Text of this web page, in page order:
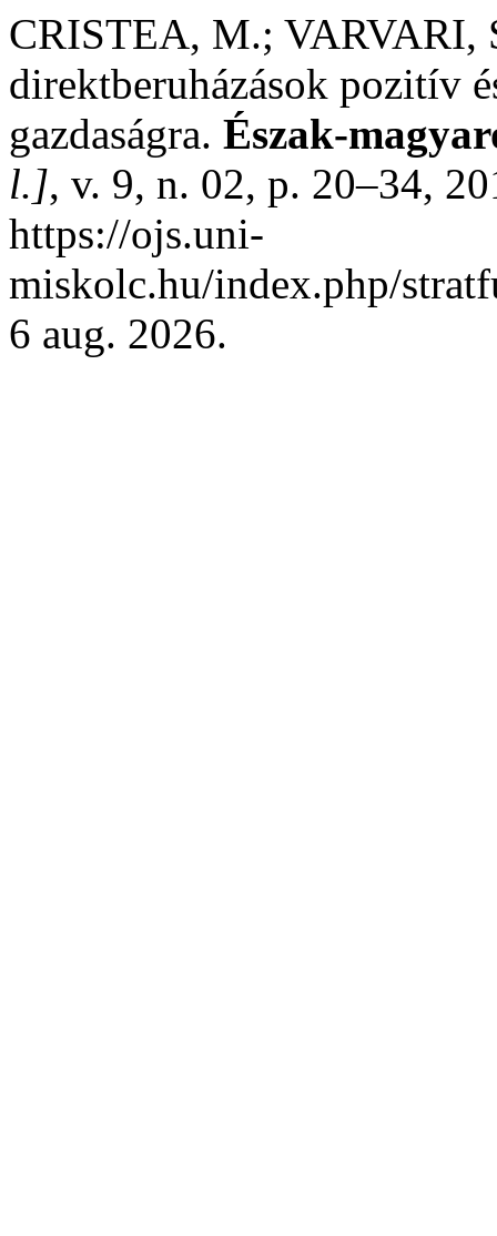
CRISTEA, M.;
direktberuházások pozitív
gazdaságra. Észak-
l.], v. 9, n. 02, p. 20–34,
https://ojs.uni-
miskolc.hu/index.php/
6 aug. 2026.